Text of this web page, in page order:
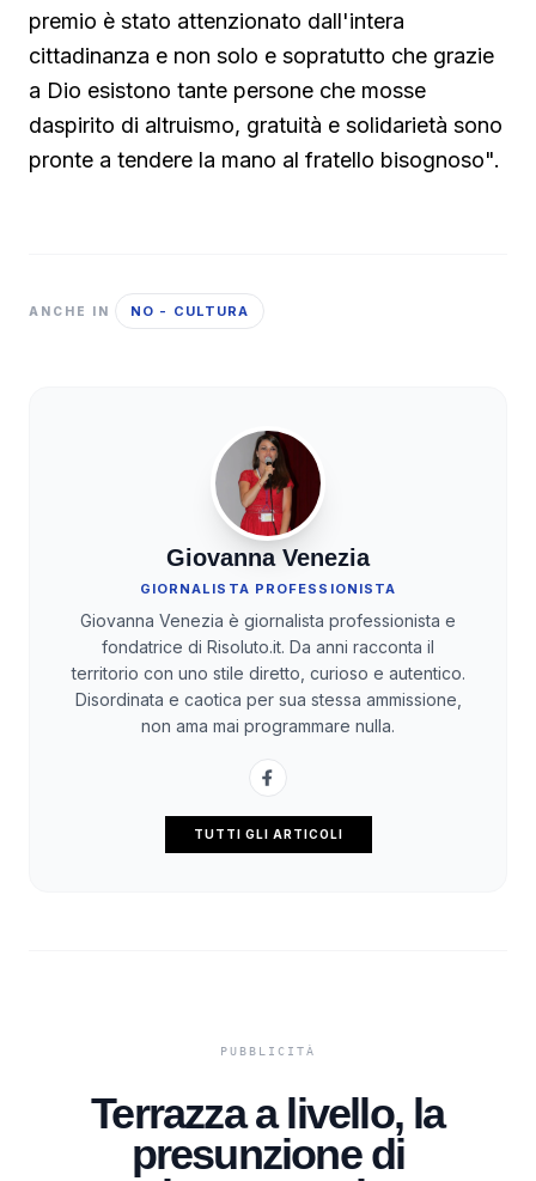
premio è stato attenzionato dall'intera
cittadinanza e non solo e sopratutto che grazie
a Dio esistono tante persone che mosse
daspirito di altruismo, gratuità e solidarietà sono
pronte a tendere la mano al fratello bisognoso".
ANCHE IN NO - CULTURA
Giovanna Venezia
GIORNALISTA PROFESSIONISTA
Giovanna Venezia è giornalista professionista e
fondatrice di Risoluto.it. Da anni racconta il
territorio con uno stile diretto, curioso e autentico.
Disordinata e caotica per sua stessa ammissione,
non ama mai programmare nulla.
TUTTI GLI ARTICOLI
Terrazza a livello, la
presunzione di